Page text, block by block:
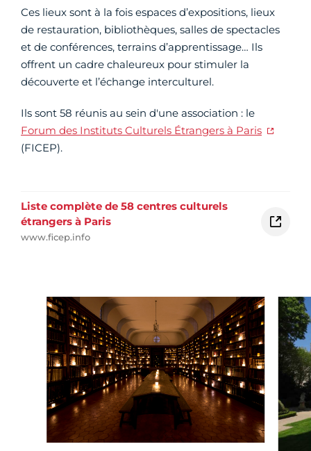
Ces lieux sont à la fois espaces d’expositions, lieux
de restauration, bibliothèques, salles de spectacles
et de conférences, terrains d’apprentissage… Ils
offrent un cadre chaleureux pour stimuler la
découverte et l’échange interculturel.
Ils sont 58 réunis au sein d'une association : le
Forum des Instituts Culturels Étrangers à Paris
(FICEP).
Liste complète de 58 centres culturels
étrangers à Paris
www.ficep.info